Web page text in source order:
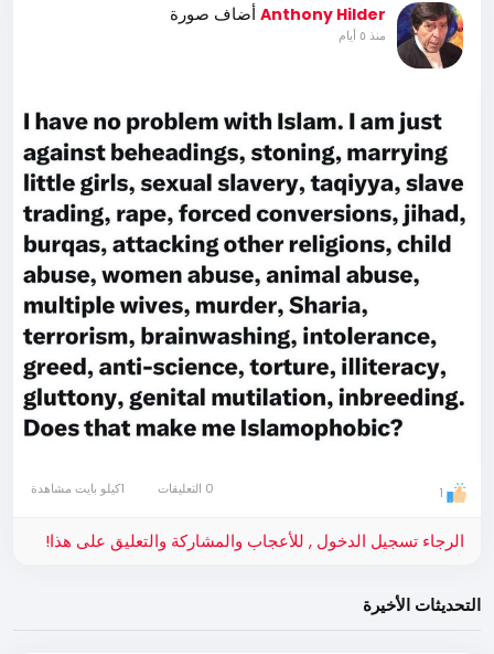
Anthony Hilder أضاف صورة
منذ ٥ أيام
1
الرجاء تسجيل الدخول , للأعجاب والمشاركة والتعليق على هذا!
التحديثات الأخيرة